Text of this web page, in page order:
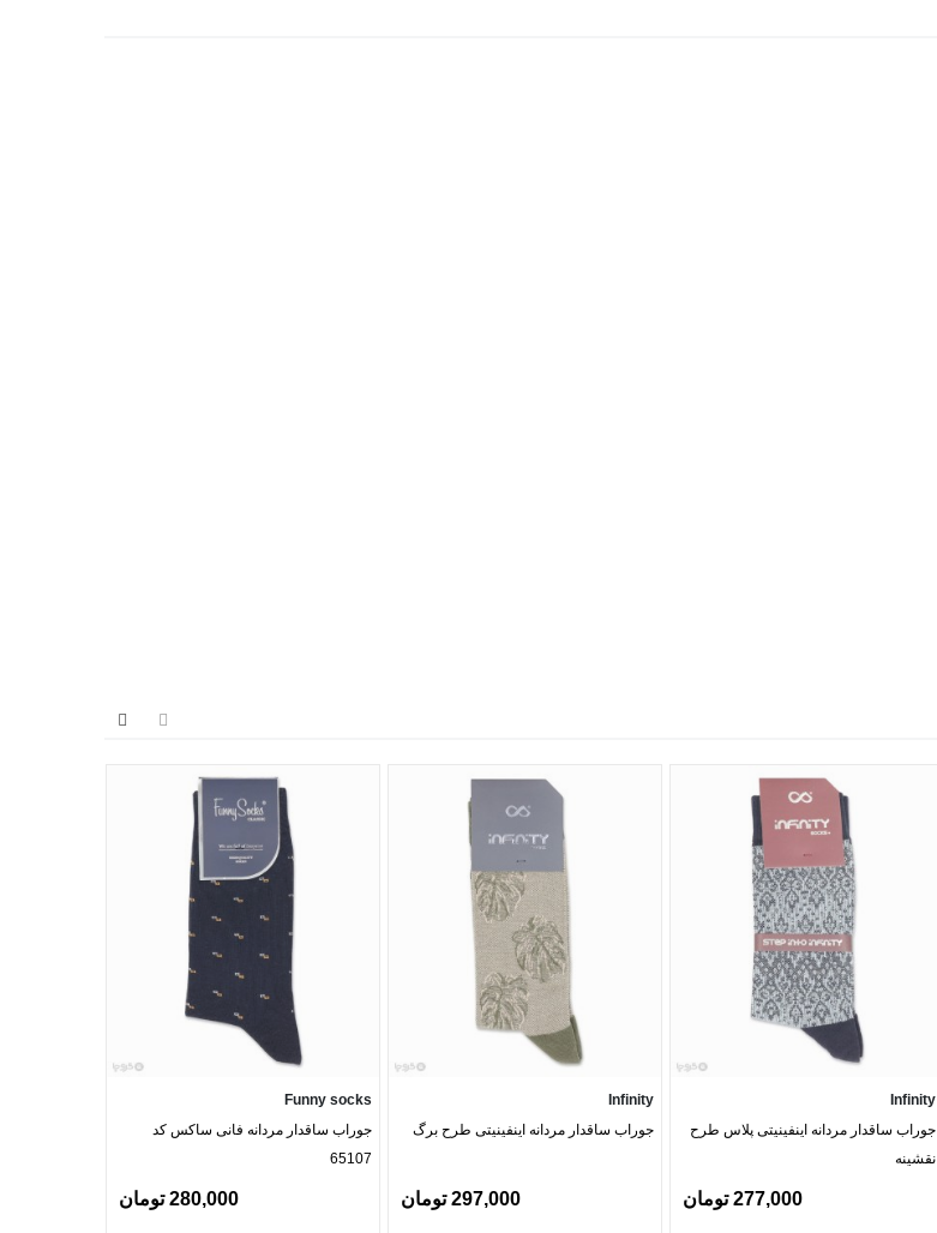
Infinity
جوراب ساقدار مردانه اینفینیتی پلاس طرح
نقشینه
277,000 تومان
Infinity
جوراب ساقدار مردانه اینفینیتی طرح برگ
297,000 تومان
Funny socks
جوراب ساقدار مردانه فانی ساکس کد
65107
280,000 تومان